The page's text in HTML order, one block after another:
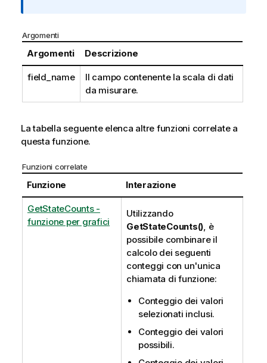
t
i
c
Argomenti
Argomenti Descrizione
field_name
Il campo contenente la scala di dati
da misurare.
La tabella seguente elenca altre funzioni correlate a
questa funzione.
Funzioni correlate
Funzione Interazione
GetStateCounts -
funzione per grafici
Utilizzando
GetStateCounts() , è
possibile combinare il
calcolo dei seguenti
conteggi con un'unica
chiamata di funzione:
Conteggio dei valori
selezionati inclusi.
Conteggio dei valori
possibili.